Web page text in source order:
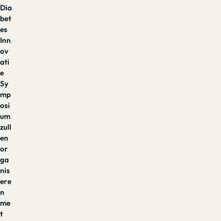
Dia
bet
es
Inn
ov
ati
e
Sy
mp
osi
um
zull
en
or
ga
nis
ere
n
me
t